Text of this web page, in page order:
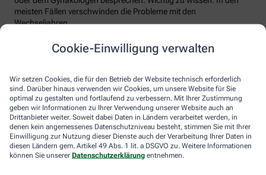
Cookie-Einwilligung verwalten
Wir setzen Cookies, die für den Betrieb der Website technisch erforderlich
sind. Darüber hinaus verwenden wir Cookies, um unsere Website für Sie
optimal zu gestalten und fortlaufend zu verbessern. Mit Ihrer Zustimmung
geben wir Informationen zu Ihrer Verwendung unserer Website auch an
Drittanbieter weiter. Soweit dabei Daten in Ländern verarbeitet werden, in
denen kein angemessenes Datenschutzniveau besteht, stimmen Sie mit Ihrer
Einwilligung zur Nutzung dieser Dienste auch der Verarbeitung Ihrer Daten in
diesen Ländern gem. Artikel 49 Abs. 1 lit. a DSGVO zu. Weitere Informationen
können Sie unserer Datenschutzerklärung entnehmen.
meisten Fällen verschwinden die Probleme mit den
Wechseljahren.
Voraussetzung für eine erfolgreiche Behandlung ist allerdings
immer, dass die Endometriose auch als solche erkannt wird.
nehmen und ärztlich abklären lassen. Und sich auf keinen Fall
einreden lassen, sie seien normal.